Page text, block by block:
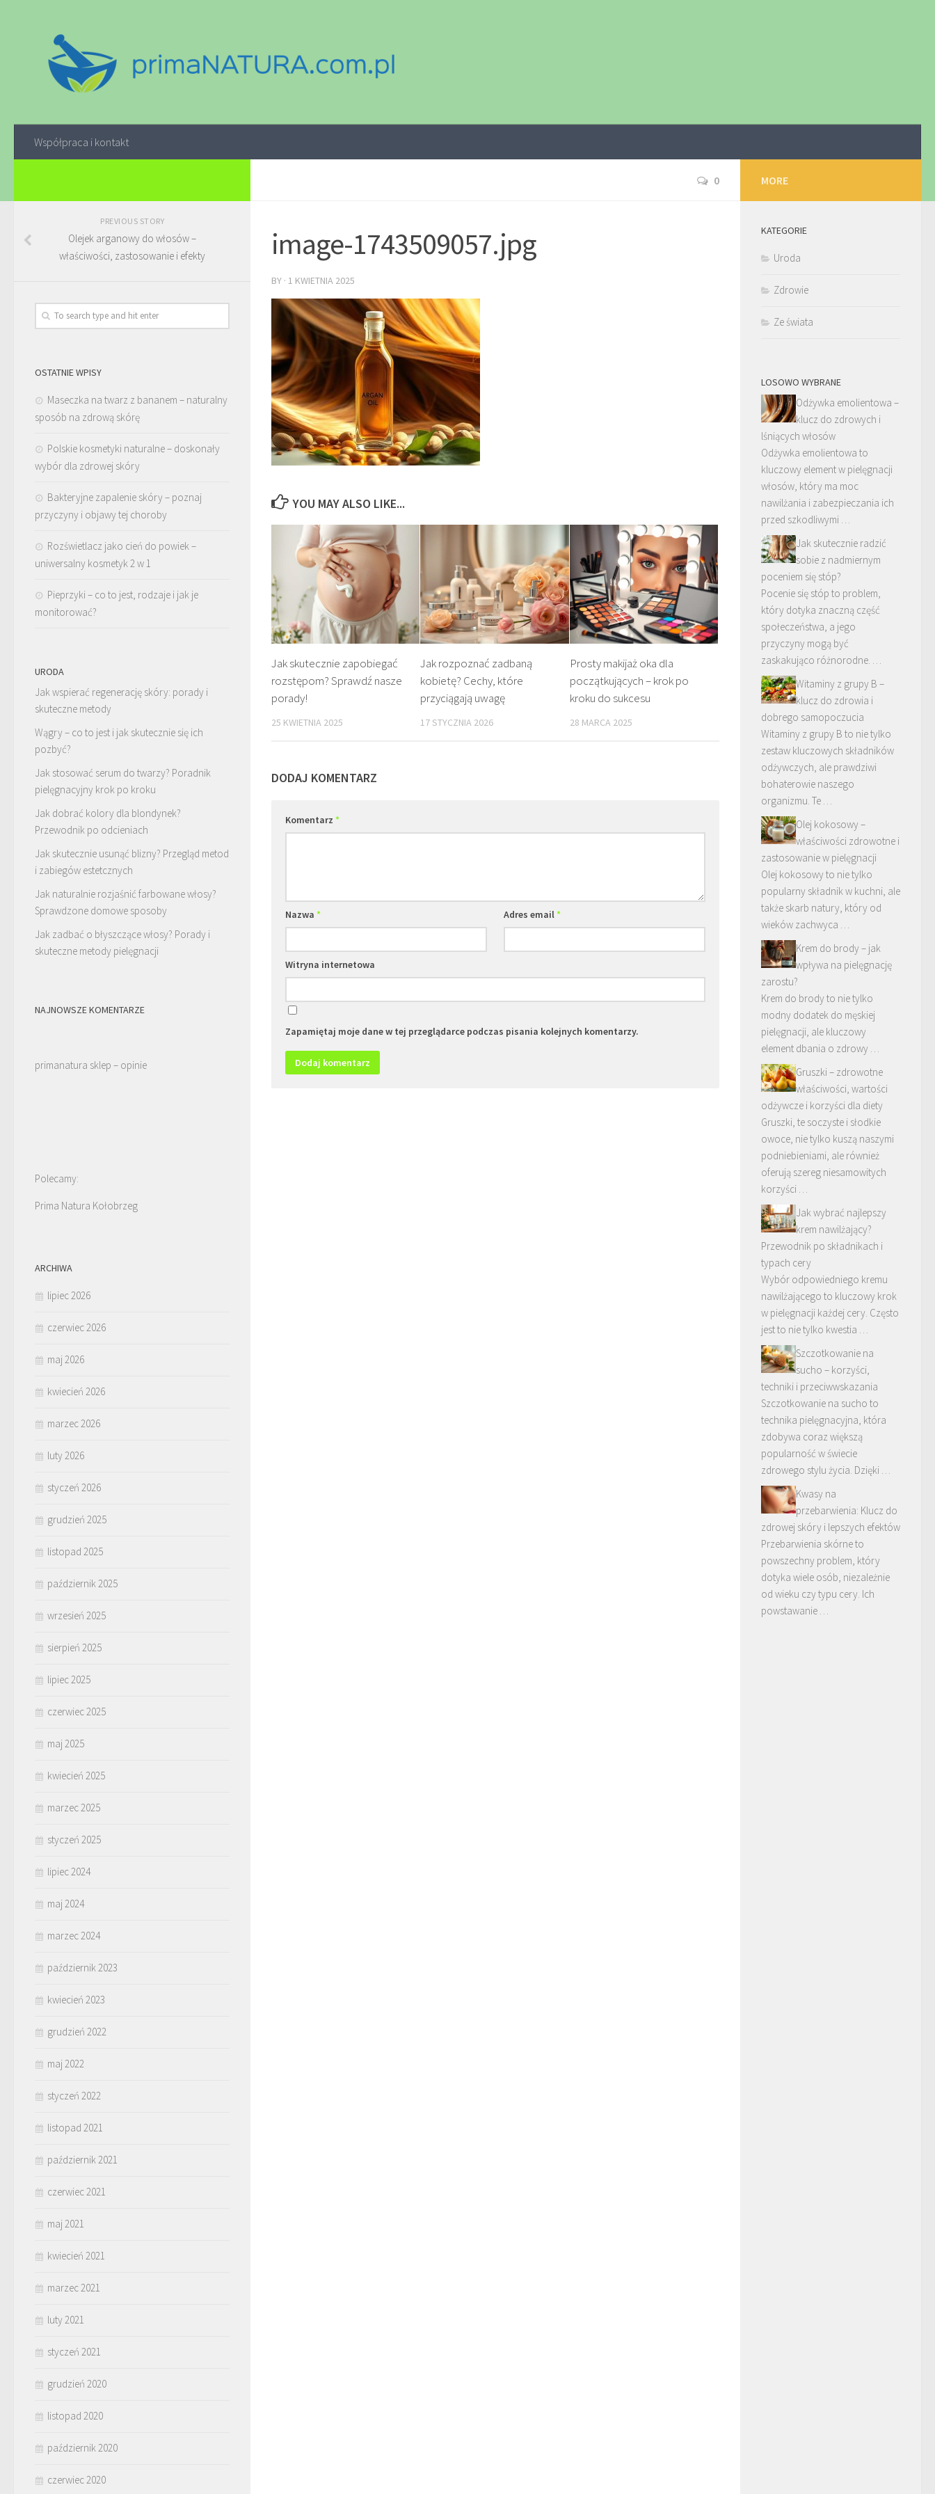
Współpraca i kontakt
0
image-1743509057.jpg
BY · 1 KWIETNIA 2025
YOU MAY ALSO LIKE...
Jak skutecznie zapobiegać
rozstępom? Sprawdź nasze
porady!
25 KWIETNIA 2025
Jak rozpoznać zadbaną
kobietę? Cechy, które
przyciągają uwagę
17 STYCZNIA 2026
Prosty makijaż oka dla
początkujących – krok po
kroku do sukcesu
28 MARCA 2025
DODAJ KOMENTARZ
Komentarz *
Nazwa * Adres email*
Witryna internetowa
Zapamiętaj moje dane w tej przeglądarce podczas pisania kolejnych komentarzy.
PREVIOUS STORY
Olejek arganowy do włosów –
właściwości, zastosowanie i efekty
OSTATNIE WPISY
Maseczka na twarz z bananem – naturalny
sposób na zdrową skórę
Polskie kosmetyki naturalne – doskonały
wybór dla zdrowej skóry
Bakteryjne zapalenie skóry – poznaj
przyczyny i objawy tej choroby
Rozświetlacz jako cień do powiek –
uniwersalny kosmetyk 2 w 1
Pieprzyki – co to jest, rodzaje i jak je
monitorować?
URODA
Jak wspierać regenerację skóry: porady i
skuteczne metody
Wągry – co to jest i jak skutecznie się ich
pozbyć?
Jak stosować serum do twarzy? Poradnik
pielęgnacyjny krok po kroku
Jak dobrać kolory dla blondynek?
Przewodnik po odcieniach
Jak skutecznie usunąć blizny? Przegląd metod
i zabiegów estetcznych
Jak naturalnie rozjaśnić farbowane włosy?
Sprawdzone domowe sposoby
Jak zadbać o błyszczące włosy? Porady i
skuteczne metody pielęgnacji
NAJNOWSZE KOMENTARZE
primanatura sklep – opinie
Polecamy:
Prima Natura Kołobrzeg
ARCHIWA
lipiec 2026
czerwiec 2026
maj 2026
kwiecień 2026
marzec 2026
luty 2026
styczeń 2026
grudzień 2025
listopad 2025
październik 2025
wrzesień 2025
sierpień 2025
lipiec 2025
czerwiec 2025
maj 2025
kwiecień 2025
marzec 2025
styczeń 2025
lipiec 2024
maj 2024
marzec 2024
październik 2023
kwiecień 2023
grudzień 2022
maj 2022
styczeń 2022
listopad 2021
październik 2021
czerwiec 2021
maj 2021
kwiecień 2021
marzec 2021
luty 2021
styczeń 2021
grudzień 2020
listopad 2020
październik 2020
czerwiec 2020
MORE
KATEGORIE
Uroda
Zdrowie
Ze świata
LOSOWO WYBRANE
Odżywka emolientowa –
klucz do zdrowych i
lśniących włosów
Odżywka emolientowa to
kluczowy element w pielęgnacji
włosów, który ma moc
nawilżania i zabezpieczania ich
przed szkodliwymi …
Jak skutecznie radzić
sobie z nadmiernym
poceniem się stóp?
Pocenie się stóp to problem,
który dotyka znaczną część
społeczeństwa, a jego
przyczyny mogą być
zaskakująco różnorodne. …
Witaminy z grupy B –
klucz do zdrowia i
dobrego samopoczucia
Witaminy z grupy B to nie tylko
zestaw kluczowych składników
odżywczych, ale prawdziwi
bohaterowie naszego
organizmu. Te …
Olej kokosowy –
właściwości zdrowotne i
zastosowanie w pielęgnacji
Olej kokosowy to nie tylko
popularny składnik w kuchni, ale
także skarb natury, który od
wieków zachwyca …
Krem do brody – jak
wpływa na pielęgnację
zarostu?
Krem do brody to nie tylko
modny dodatek do męskiej
pielęgnacji, ale kluczowy
element dbania o zdrowy …
Gruszki – zdrowotne
właściwości, wartości
odżywcze i korzyści dla diety
Gruszki, te soczyste i słodkie
owoce, nie tylko kuszą naszymi
podniebieniami, ale również
oferują szereg niesamowitych
korzyści …
Jak wybrać najlepszy
krem nawilżający?
Przewodnik po składnikach i
typach cery
Wybór odpowiedniego kremu
nawilżającego to kluczowy krok
w pielęgnacji każdej cery. Często
jest to nie tylko kwestia …
Szczotkowanie na
sucho – korzyści,
techniki i przeciwwskazania
Szczotkowanie na sucho to
technika pielęgnacyjna, która
zdobywa coraz większą
popularność w świecie
zdrowego stylu życia. Dzięki …
Kwasy na
przebarwienia: Klucz do
zdrowej skóry i lepszych efektów
Przebarwienia skórne to
powszechny problem, który
dotyka wiele osób, niezależnie
od wieku czy typu cery. Ich
powstawanie …